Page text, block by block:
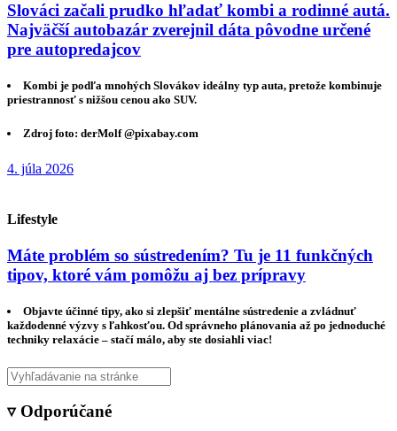
Slováci začali prudko hľadať kombi a rodinné autá.
Najväčší autobazár zverejnil dáta pôvodne určené
pre autopredajcov
Kombi je podľa mnohých Slovákov ideálny typ auta, pretože kombinuje
priestrannosť s nižšou cenou ako SUV.
Zdroj foto: derMolf @pixabay.com
4. júla 2026
Lifestyle
Máte problém so sústredením? Tu je 11 funkčných
tipov, ktoré vám pomôžu aj bez prípravy
Objavte účinné tipy, ako si zlepšiť mentálne sústredenie a zvládnuť
každodenné výzvy s ľahkosťou. Od správneho plánovania až po jednoduché
techniky relaxácie – stačí málo, aby ste dosiahli viac!
▿ Odporúčané